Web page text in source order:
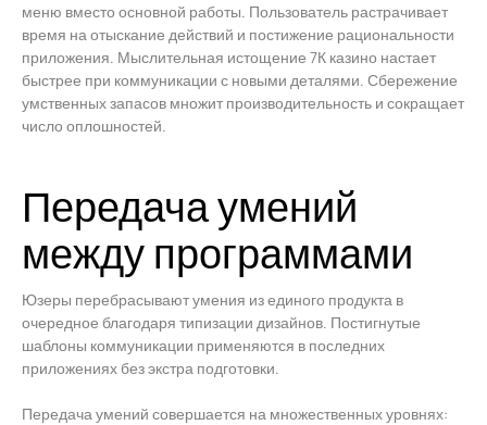
меню вместо основной работы. Пользователь растрачивает
время на отыскание действий и постижение рациональности
приложения. Мыслительная истощение 7К казино настает
быстрее при коммуникации с новыми деталями. Сбережение
умственных запасов множит производительность и сокращает
число оплошностей.
Передача умений
между программами
Юзеры перебрасывают умения из единого продукта в
очередное благодаря типизации дизайнов. Постигнутые
шаблоны коммуникации применяются в последних
приложениях без экстра подготовки.
Передача умений совершается на множественных уровнях: